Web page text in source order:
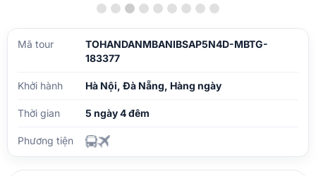
Mã tour
TOHANDANMBANIBSAP5N4D-MBTG-
183377
Khởi hành Hà Nội, Đà Nẵng, Hàng ngày
Thời gian 5 ngày 4 đêm
Phương tiện